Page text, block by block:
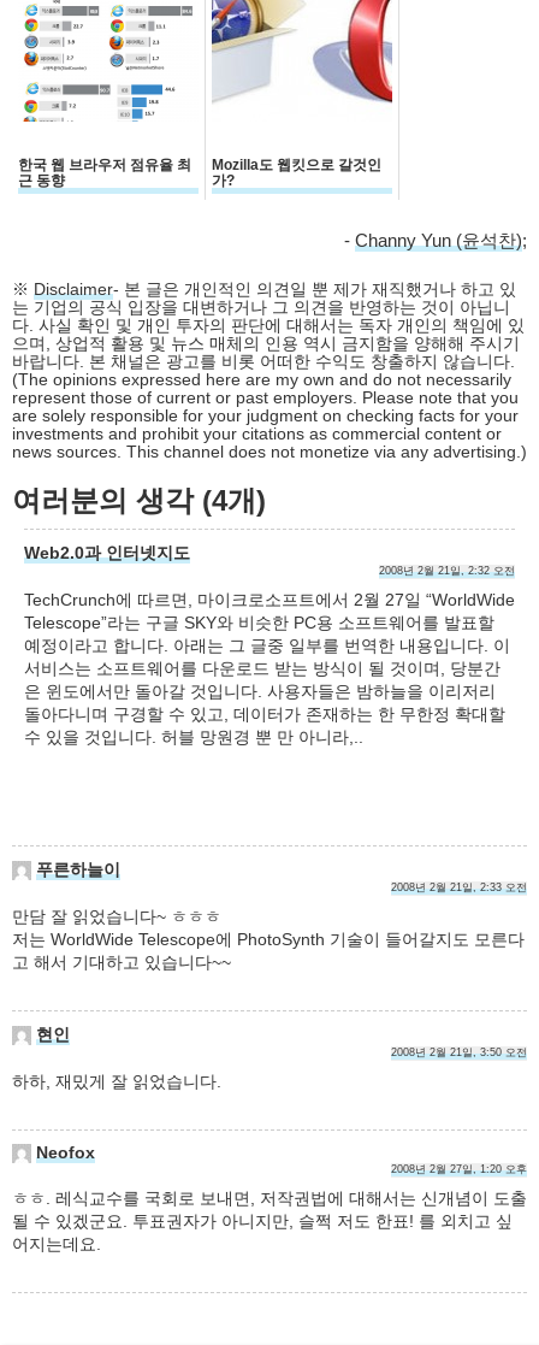
한국 웹 브라우저 점유율 최
근 동향
Mozilla도 웹킷으로 갈것인
가?
- Channy Yun (윤석찬);
※ Disclaimer- 본 글은 개인적인 의견일 뿐 제가 재직했거나 하고 있
는 기업의 공식 입장을 대변하거나 그 의견을 반영하는 것이 아닙니
다. 사실 확인 및 개인 투자의 판단에 대해서는 독자 개인의 책임에 있
으며, 상업적 활용 및 뉴스 매체의 인용 역시 금지함을 양해해 주시기
바랍니다. 본 채널은 광고를 비롯 어떠한 수익도 창출하지 않습니다.
(The opinions expressed here are my own and do not necessarily
represent those of current or past employers. Please note that you
are solely responsible for your judgment on checking facts for your
investments and prohibit your citations as commercial content or
news sources. This channel does not monetize via any advertising.)
여러분의 생각 (4개)
Web2.0과 인터넷지도
2008년 2월 21일, 2:32 오전
TechCrunch에 따르면, 마이크로소프트에서 2월 27일 “WorldWide
Telescope”라는 구글 SKY와 비슷한 PC용 소프트웨어를 발표할
예정이라고 합니다. 아래는 그 글중 일부를 번역한 내용입니다. 이
서비스는 소프트웨어를 다운로드 받는 방식이 될 것이며, 당분간
은 윈도에서만 돌아갈 것입니다. 사용자들은 밤하늘을 이리저리
돌아다니며 구경할 수 있고, 데이터가 존재하는 한 무한정 확대할
수 있을 것입니다. 허블 망원경 뿐 만 아니라,..
푸른하늘이
2008년 2월 21일, 2:33 오전
만담 잘 읽었습니다~ ㅎㅎㅎ
저는 WorldWide Telescope에 PhotoSynth 기술이 들어갈지도 모른다
고 해서 기대하고 있습니다~~
현인
2008년 2월 21일, 3:50 오전
하하, 재밌게 잘 읽었습니다.
Neofox
2008년 2월 27일, 1:20 오후
ㅎㅎ. 레식교수를 국회로 보내면, 저작권법에 대해서는 신개념이 도출
될 수 있겠군요. 투표권자가 아니지만, 슬쩍 저도 한표! 를 외치고 싶
어지는데요.